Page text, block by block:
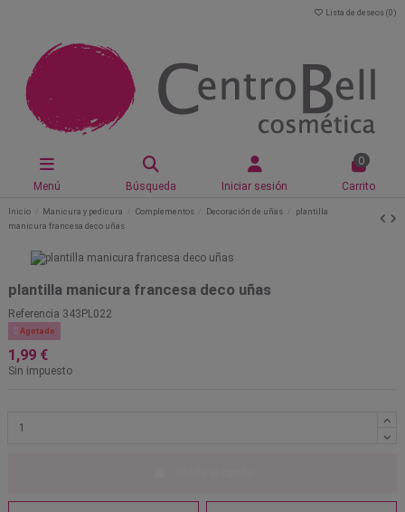
Lista de deseos (0 )
Menú Búsqueda Iniciar sesión
0
Carrito
Inicio Manicura y pedicura Complementos Decoración de uñas
plantilla
manicura francesa deco uñas
plantilla manicura francesa deco uñas
Referencia 343PL022
 Agotado
1,99 €
Sin impuesto